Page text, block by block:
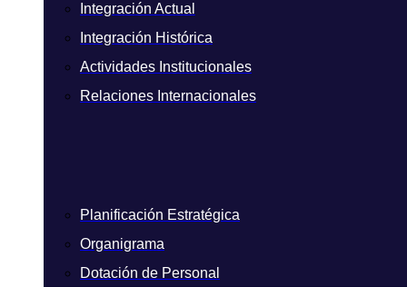
Integración Actual
Integración Histórica
Actividades Institucionales
Relaciones Internacionales
Planificación Estratégica
Organigrama
Dotación de Personal